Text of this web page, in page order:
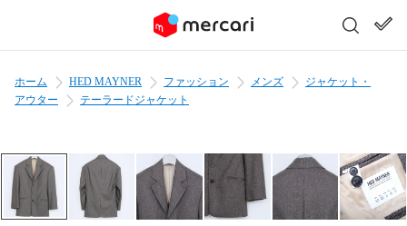
ホーム HED MAYNER ファッション メンズ
ジャケット・
アウター
テーラードジャケット